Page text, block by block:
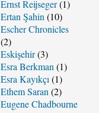
Ernst Reijseger(1)
Ertan Şahin (10)
Escher Chronicles
(2)
Eskişehir(3)
Esra Berkman (1)
Esra Kayıkçı (1)
Ethem Saran (2)
Eugene Chadbourne